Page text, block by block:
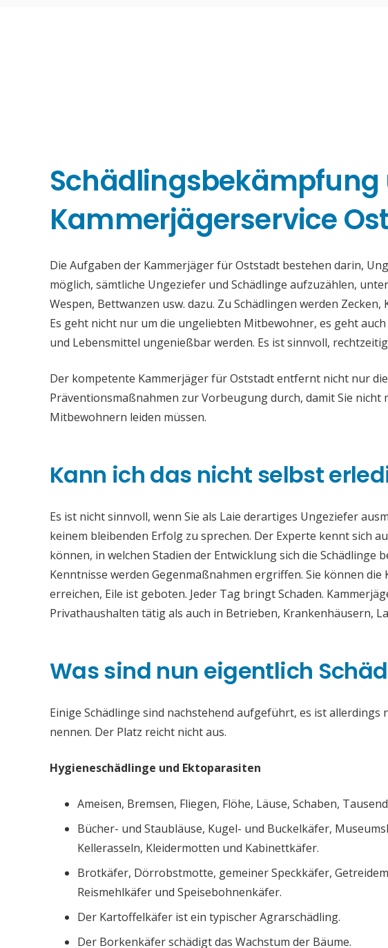
Schädlingsbekämpfung
Kammerjägerservice
Die Aufgaben der Kammerjäger für Oststadt bestehen darin,
möglich, sämtliche Ungeziefer und Schädlinge aufzuzählen,
Wespen, Bettwanzen usw. dazu. Zu Schädlingen werden Zecken,
Es geht nicht nur um die ungeliebten Mitbewohner, es geht
und Lebensmittel ungenießbar werden. Es ist sinnvoll,
Der kompetente Kammerjäger für Oststadt entfernt nicht nur
Präventionsmaßnahmen zur Vorbeugung durch, damit Sie
Mitbewohnern leiden müssen.
Kann ich das nicht selbst
Es ist nicht sinnvoll, wenn Sie als Laie derartiges Ungeziefer
keinem bleibenden Erfolg zu sprechen. Der Experte kennt sich
können, in welchen Stadien der Entwicklung sich die Schädlinge
Kenntnisse werden Gegenmaßnahmen ergriffen. Sie können
erreichen, Eile ist geboten. Jeder Tag bringt Schaden.
Privathaushalten tätig als auch in Betrieben, Krankenhäusern,
Was sind nun eigentlich
Einige Schädlinge sind nachstehend aufgeführt, es ist allerdings
nennen. Der Platz reicht nicht aus.
Hygieneschädlinge und Ektoparasiten
Ameisen, Bremsen, Fliegen, Flöhe, Läuse, Schaben,
Bücher- und Staubläuse, Kugel- und Buckelkäfer,
Kellerasseln, Kleidermotten und Kabinettkäfer.
Brotkäfer, Dörrobstmotte, gemeiner Speckkäfer,
Reismehlkäfer und Speisebohnenkäfer.
Der Kartoffelkäfer ist ein typischer Agrarschädling.
Der Borkenkäfer schädigt das Wachstum der Bäume.